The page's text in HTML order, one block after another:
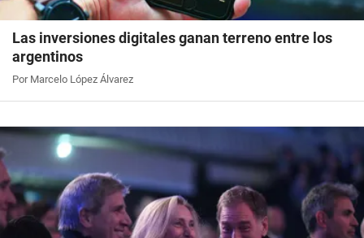
Las inversiones digitales ganan terreno entre los
argentinos
Por Marcelo López Álvarez